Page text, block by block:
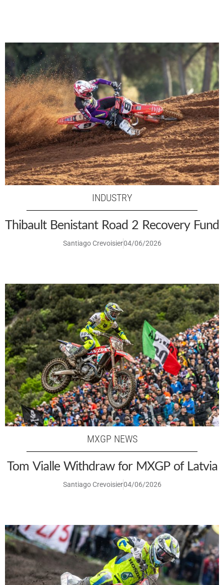
INDUSTRY
Thibault Benistant Road 2 Recovery Fund
Santiago Crevoisier04/06/2026
MXGP NEWS
Tom Vialle Withdraw for MXGP of Latvia
Santiago Crevoisier04/06/2026